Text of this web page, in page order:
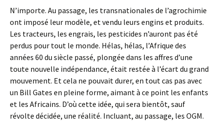
N’importe. Au passage, les transnationales de l’agrochimie
ont imposé leur modèle, et vendu leurs engins et produits.
Les tracteurs, les engrais, les pesticides n’auront pas été
perdus pour tout le monde. Hélas, hélas, l’Afrique des
années 60 du siècle passé, plongée dans les affres d’une
toute nouvelle indépendance, était restée à l’écart du grand
mouvement. Et cela ne pouvait durer, en tout cas pas avec
un Bill Gates en pleine forme, aimant à ce point les enfants
et les Africains. D’où cette idée, qui sera bientôt, sauf
révolte décidée, une réalité. Incluant, au passage, les OGM.